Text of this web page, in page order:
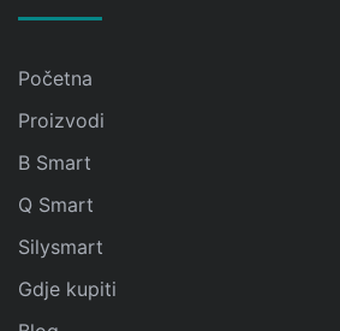
Početna
Proizvodi
B Smart
Q Smart
Silysmart
Gdje kupiti